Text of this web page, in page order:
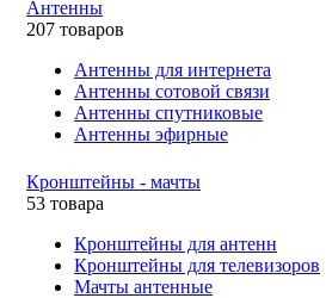
Антенны
207 товаров
Антенны для интернета
Антенны сотовой связи
Антенны спутниковые
Антенны эфирные
Кронштейны - мачты
53 товара
Кронштейны для антенн
Кронштейны для телевизоров
Мачты антенные